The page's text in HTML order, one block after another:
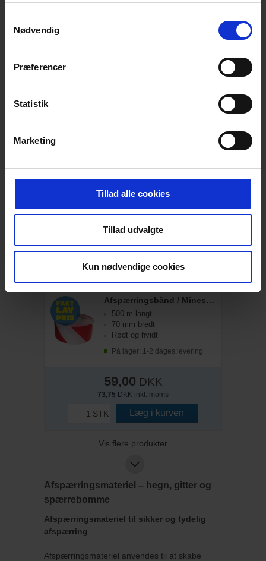
Nødvendig
Præferencer
Statistik
Marketing
Tillad alle cookies
Tillad udvalgte
Kun nødvendige cookies
Skurvognshjørne, Refleks, Rød/hvid
Venstre visning
Dimension: 1 x 2 meter
1.611,00DKK
2.013,75DKK inkl. moms
STK Læg i kurven
Afspærringsbånd / Minestrimmel
500 m langt
70 mm bredt
Rødt og hvidt
På lager: 1-2 dages levering
59,00 DKK
73,75 DKK inkl. moms
STK Læg i kurven
Vis flere produkter
Afspærringsmateriel – hegn, gitter og
spærrebomme
Afspærringsmateriel til sikker og tydelig
afspærring
Afspærringsmateriel anvendes til at skabe